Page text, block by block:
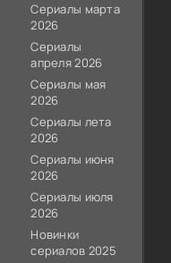
Сериалы марта
2026
Сериалы
апреля 2026
Сериалы мая
2026
Сериалы лета
2026
Сериалы июня
2026
Сериалы июля
2026
Новинки
сериалов 2025